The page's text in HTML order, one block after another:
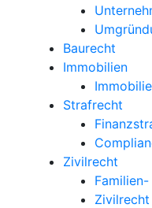
Baurecht
Immobilien
Strafrecht
Zivilrecht